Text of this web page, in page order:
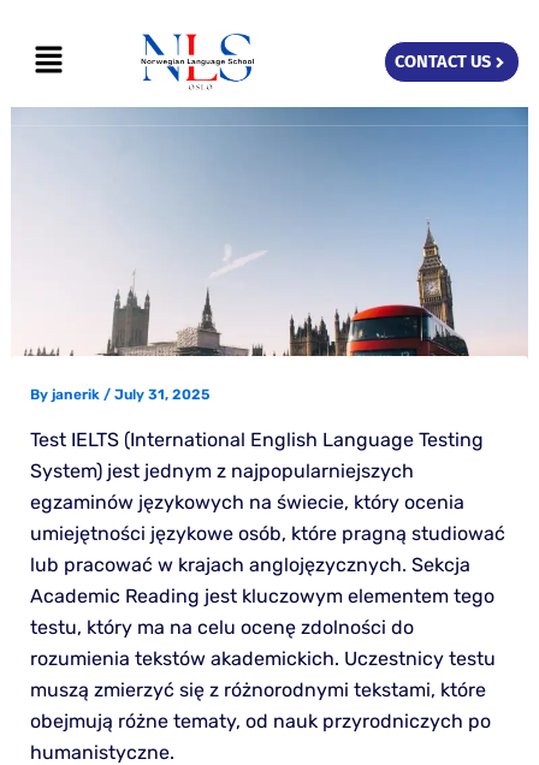
content
Menu CONTACT US
By janerik / July 31, 2025
Test IELTS (International English Language Testing
System) jest jednym z najpopularniejszych
egzaminów językowych na świecie, który ocenia
umiejętności językowe osób, które pragną studiować
lub pracować w krajach anglojęzycznych. Sekcja
Academic Reading jest kluczowym elementem tego
testu, który ma na celu ocenę zdolności do
rozumienia tekstów akademickich. Uczestnicy testu
muszą zmierzyć się z różnorodnymi tekstami, które
obejmują różne tematy, od nauk przyrodniczych po
humanistyczne.